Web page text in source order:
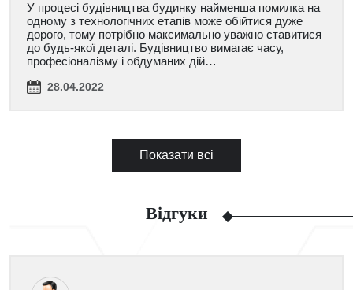
У процесі будівництва будинку найменша помилка на
одному з технологічних етапів може обійтися дуже
дорого, тому потрібно максимально уважно ставитися
до будь-якої деталі. Будівництво вимагає часу,
професіоналізму і обдуманих дій…
28.04.2022
Показати всі
Відгуки